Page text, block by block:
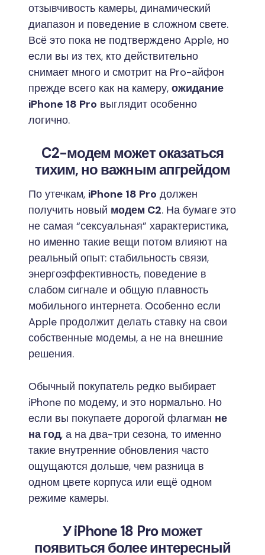
отзывчивость камеры, динамический
диапазон и поведение в сложном свете.
Всё это пока не подтверждено Apple, но
если вы из тех, кто действительно
снимает много и смотрит на Pro-айфон
прежде всего как на камеру, ожидание
iPhone 18 Pro выглядит особенно
логично.
C2-модем может оказаться
тихим, но важным апгрейдом
По утечкам, iPhone 18 Pro должен
получить новый модем C2. На бумаге это
не самая “сексуальная” характеристика,
но именно такие вещи потом влияют на
реальный опыт: стабильность связи,
энергоэффективность, поведение в
слабом сигнале и общую плавность
мобильного интернета. Особенно если
Apple продолжит делать ставку на свои
собственные модемы, а не на внешние
решения.
Обычный покупатель редко выбирает
iPhone по модему, и это нормально. Но
если вы покупаете дорогой флагман не
на год, а на два-три сезона, то именно
такие внутренние обновления часто
ощущаются дольше, чем разница в
одном цвете корпуса или ещё одном
режиме камеры.
У iPhone 18 Pro может
появиться более интересный